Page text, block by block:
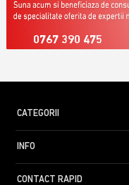
0767 390 475
CATEGORII
INFO
CONTACT RAPID